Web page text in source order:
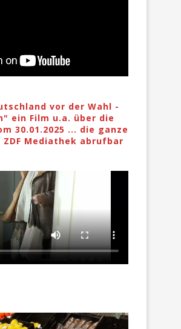
vor der Wahl -
ein Film u.a. über die
30.01.2025 ... die ganze
Mediathek abrufbar